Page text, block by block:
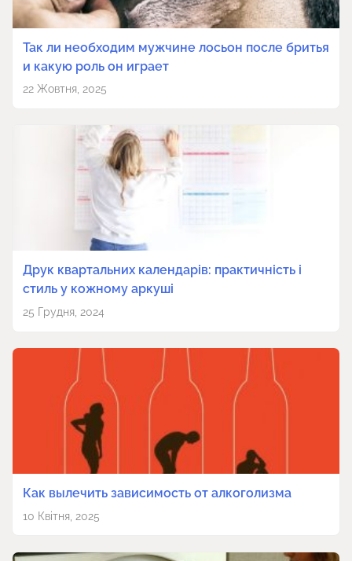
Так ли необходим мужчине лосьон после бритья
и какую роль он играет
22 Жовтня, 2025
Друк квартальних календарів: практичність і
стиль у кожному аркуші
25 Грудня, 2024
Как вылечить зависимость от алкоголизма
10 Квітня, 2025